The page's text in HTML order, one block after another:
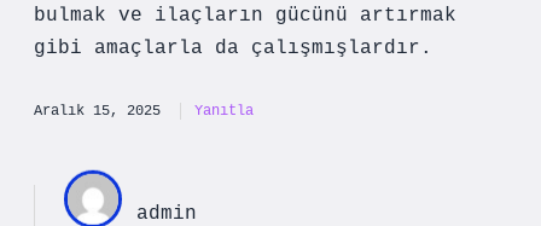
bulmak ve ilaçların gücünü artırmak
gibi amaçlarla da çalışmışlardır.
Aralık 15, 2025 Yanıtla
admin